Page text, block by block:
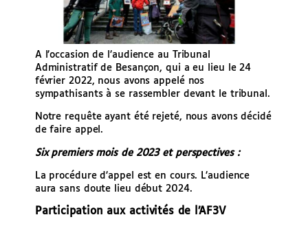
A l’occasion de l’audience au Tribunal
Administratif de Besançon, qui a eu lieu le 24
février 2022, nous avons appelé nos
sympathisants à se rassembler devant le tribunal.
Notre requête ayant été rejeté, nous avons décidé
de faire appel.
Six premiers mois de 2023 et perspectives :
La procédure d’appel est en cours. L’audience
aura sans doute lieu début 2024.
Participation aux activités de l’AF3V